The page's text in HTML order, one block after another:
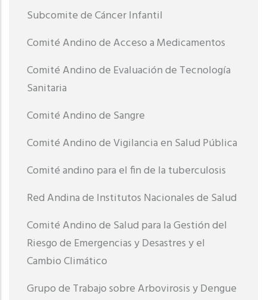
Subcomite de Cáncer Infantil
Comité Andino de Acceso a Medicamentos
Comité Andino de Evaluación de Tecnología
Sanitaria
Comité Andino de Sangre
Comité Andino de Vigilancia en Salud Pública
Comité andino para el fin de la tuberculosis
Red Andina de Institutos Nacionales de Salud
Comité Andino de Salud para la Gestión del
Riesgo de Emergencias y Desastres y el
Cambio Climático
Grupo de Trabajo sobre Arbovirosis y Dengue